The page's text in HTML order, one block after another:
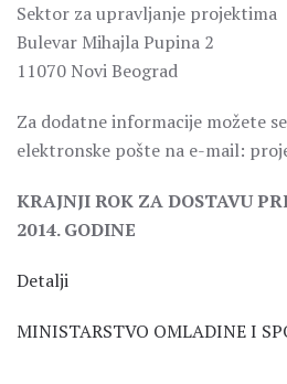
Sektor za upravljanje projektima
Bulevar Mihajla Pupina 2
11070 Novi Beograd
Za dodatne informacije možete
elektronske pošte na e-mail:
KRAJNJI ROK ZA DOSTAVU
2014. GODINE
Detalji
MINISTARSTVO OMLADINE I